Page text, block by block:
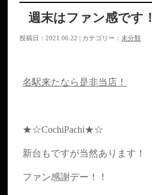
週末はファン感です！
投稿日：2021.06.22 | カテゴリー：未分類
名駅来たなら是非当店！
★☆CochiPachi★☆
新台もですが当然あります！
ファン感謝デー！！